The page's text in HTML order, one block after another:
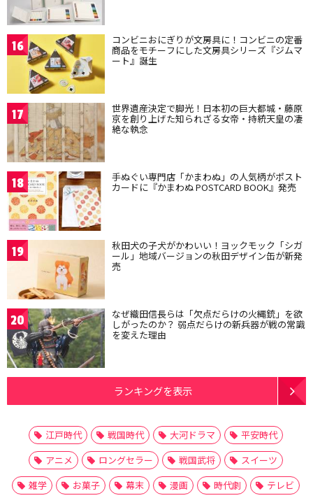
16 コンビニおにぎりが文房具に！コンビニの定番
商品をモチーフにした文房具シリーズ『ジムマ
ート』誕生
17 世界遺産決定で脚光！日本初の巨大都城・藤原
京を創り上げた知られざる女帝・持統天皇の凄
絶な執念
18 手ぬぐい専門店「かまわぬ」の人気柄がポスト
カードに『かまわぬ POSTCARD BOOK』発売
19 秋田犬の子犬がかわいい！ヨックモック「シガ
ール」地域バージョンの秋田デザイン缶が新発
売
20 なぜ織田信長らは「欠点だらけの火縄銃」を欲
しがったのか？ 弱点だらけの新兵器が戦の常識
を変えた理由
ランキングを表示
江戸時代 戦国時代 大河ドラマ
平安時代
アニメ
ロングセラー 戦国武将
スイーツ
雑学
お菓子 幕末 漫画 時代劇
テレビ